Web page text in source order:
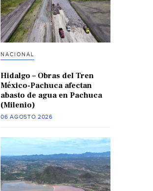
NACIONAL
Hidalgo – Obras del Tren
México-Pachuca afectan
abasto de agua en Pachuca
(Milenio)
06 AGOSTO 2026